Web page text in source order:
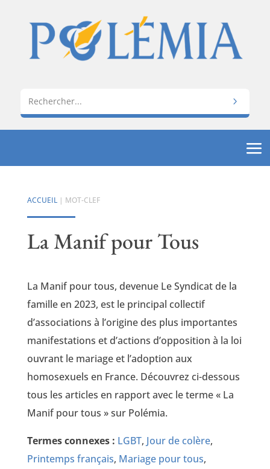
ACCUEIL| MOT-CLEF
La Manif pour Tous
La Manif pour tous, devenue Le Syndicat de la
famille en 2023, est le principal collectif
d’associations à l’origine des plus importantes
manifestations et d’actions d’opposition à la loi
ouvrant le mariage et l’adoption aux
homosexuels en France. Découvrez ci-dessous
tous les articles en rapport avec le terme « La
Manif pour tous » sur Polémia.
Termes connexes : LGBT, Jour de colère,
Printemps français, Mariage pour tous,